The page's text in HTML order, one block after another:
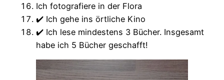
Ich fotografiere in der Flora
✔️ Ich gehe ins örtliche Kino
✔️ Ich lese mindestens 3 Bücher. Insgesamt
habe ich 5 Bücher geschafft!